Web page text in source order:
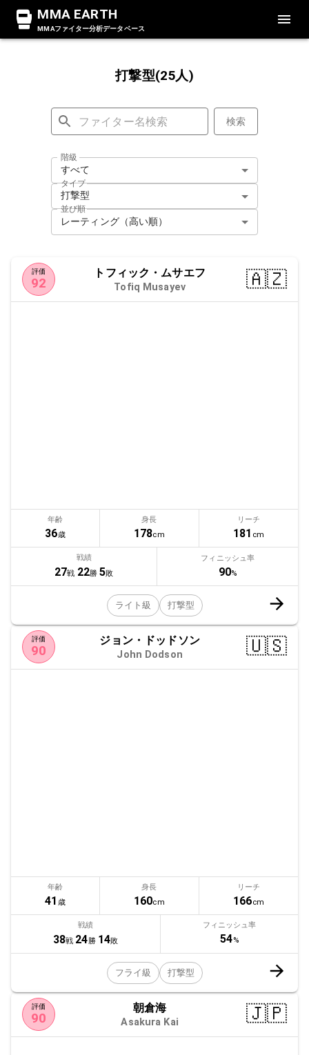
MMA EARTH
MMAファイター分析データベース
打撃型(25人)
検索
階級
すべて
タイプ
打撃型
並び順
レーティング（高い順）
評価
92
トフィック・ムサエフ
Tofiq Musayev 🇦🇿
年齢
36歳
身長
178cm
リーチ
181 cm
戦績
27戦 22勝 5敗
フィニッシュ率
90%
ライト級 打撃型
評価
90
ジョン・ドッドソン
John Dodson 🇺🇸
年齢
41 歳
身長
160cm
リーチ
166cm
戦績
38戦 24勝 14敗
フィニッシュ率
54%
フライ級 打撃型
評価
90
朝倉海
Asakura Kai 🇯🇵